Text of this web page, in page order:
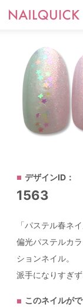
デザインID：
1563
「パステル春ネ
偏光パステルカ
ションネイル。
派手になりすぎ
このネイルが